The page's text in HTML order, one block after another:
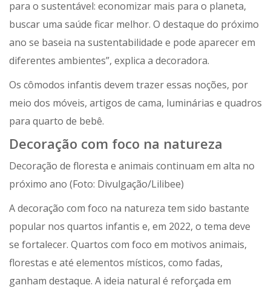
para o sustentável: economizar mais para o planeta,
buscar uma saúde ficar melhor. O destaque do próximo
ano se baseia na sustentabilidade e pode aparecer em
diferentes ambientes”, explica a decoradora.
Os cômodos infantis devem trazer essas noções, por
meio dos móveis, artigos de cama, luminárias e quadros
para quarto de bebê.
Decoração com foco na natureza
Decoração de floresta e animais continuam em alta no
próximo ano (Foto: Divulgação/Lilibee)
A decoração com foco na natureza tem sido bastante
popular nos quartos infantis e, em 2022, o tema deve
se fortalecer. Quartos com foco em motivos animais,
florestas e até elementos místicos, como fadas,
ganham destaque. A ideia natural é reforçada em